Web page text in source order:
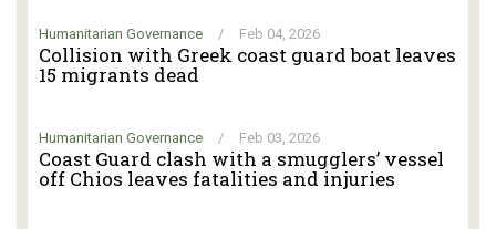
Humanitarian Governance / Feb 04, 2026
Collision with Greek coast guard boat leaves
15 migrants dead
Humanitarian Governance / Feb 03, 2026
Coast Guard clash with a smugglers’ vessel
off Chios leaves fatalities and injuries